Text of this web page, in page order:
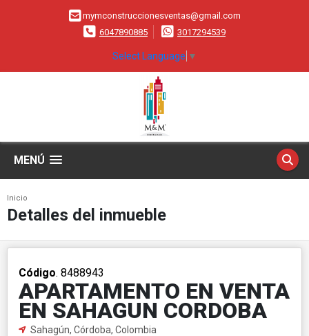
mymconstruccionesventas@gmail.com
6047890885
3017294539
Select Language ▼
MENÚ
Inicio
Detalles del inmueble
Código. 8488943
APARTAMENTO EN VENTA
EN SAHAGUN CORDOBA
Sahagún, Córdoba, Colombia